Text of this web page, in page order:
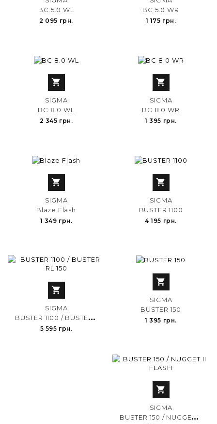
BC 5.0 WL
2 095 грн.
BC 5.0 WR
1 175 грн.

SIGMA
BC 8.0 WL
2 345 грн.

SIGMA
BC 8.0 WR
1 395 грн.

SIGMA
Blaze Flash
1 349 грн.

SIGMA
BUSTER 1100
4 195 грн.

SIGMA
B
USTER 1100 / BUSTER RL 150
5 595 грн.

SIGMA
BUSTER 150
1 395 грн.

SIGMA
B
USTER 150 / NUGGET II FLASH